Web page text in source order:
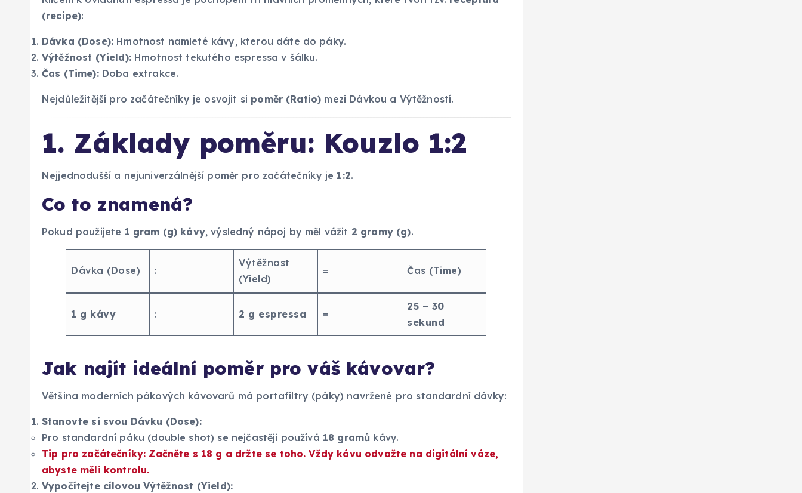
(recipe):
Dávka (Dose): Hmotnost namleté kávy, kterou dáte do páky.
Výtěžnost (Yield):Hmotnost tekutého espressa v šálku.
Čas (Time):Doba extrakce.
Nejdůležitější pro začátečníky je osvojit si poměr (Ratio) mezi Dávkou a Výtěžností.
1. Základy poměru: Kouzlo 1:2
Nejjednodušší a nejuniverzálnější poměr pro začátečníky je 1:2.
Co to znamená?
Pokud použijete 1 gram (g) kávy, výsledný nápoj by měl vážit 2 gramy (g).
Dávka (Dose) :
Výtěžnost
(Yield)
= Čas (Time)
1 g kávy : 2 g espressa =
25 – 30
sekund
Jak najít ideální poměr pro váš kávovar?
Většina moderních pákových kávovarů má portafiltry (páky) navržené pro standardní dávky:
Stanovte si svou Dávku (Dose):
Pro standardní páku (double shot) se nejčastěji používá 18 gramů kávy.
Tip pro začátečníky: Začněte s 18 g a držte se toho. Vždy kávu odvažte na digitální váze,
abyste měli kontrolu.
Vypočítejte cílovou Výtěžnost (Yield):